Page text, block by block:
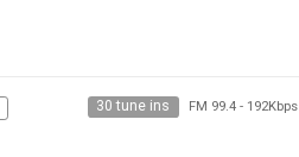
30 tune ins FM 99.4- 192Kbps